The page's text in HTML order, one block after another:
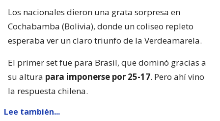
Los nacionales dieron una grata sorpresa en
Cochabamba (Bolivia), donde un coliseo repleto
esperaba ver un claro triunfo de la Verdeamarela.
El primer set fue para Brasil, que dominó gracias a
su altura para imponerse por 25-17. Pero ahí vino
la respuesta chilena.
Lee también...